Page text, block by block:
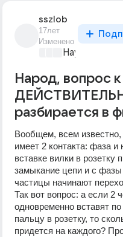
sszlob
17лет
Изменено
Наука
Народ, вопрос
разбирается в
Вообщем, всем известно,
имеет 2 контакта: фаза и
вставке вилки в розетку
замыкание цепи и с
частицы начинают
Так вот вопрос: а если 2
одновременно вставят
пальцу в розетку, то
придется на каждого?